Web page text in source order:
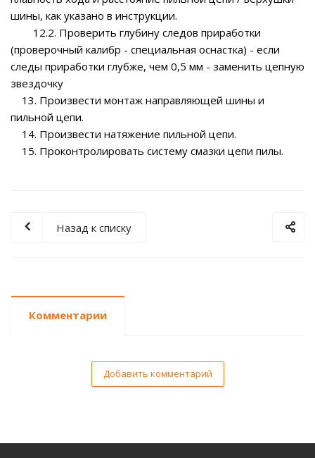
шины, как указано в инструкции.
12.2. Проверить глубину следов приработки
(проверочный калибр - специальная оснастка) - если
следы приработки глубже, чем 0,5 мм - заменить цепную
звездочку
13. Произвести монтаж направляющей шины и
пильной цепи.
14. Произвести натяжение пильной цепи.
15. Проконтролировать систему смазки цепи пилы.
Назад к списку
Комментарии
Добавить комментарий